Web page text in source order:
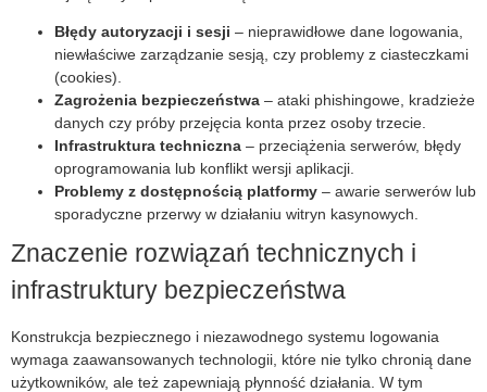
Błędy autoryzacji i sesji – nieprawidłowe dane logowania,
niewłaściwe zarządzanie sesją, czy problemy z ciasteczkami
(cookies).
Zagrożenia bezpieczeństwa – ataki phishingowe, kradzieże
danych czy próby przejęcia konta przez osoby trzecie.
Infrastruktura techniczna – przeciążenia serwerów, błędy
oprogramowania lub konflikt wersji aplikacji.
Problemy z dostępnością platformy – awarie serwerów lub
sporadyczne przerwy w działaniu witryn kasynowych.
Znaczenie rozwiązań technicznych i
infrastruktury bezpieczeństwa
Konstrukcja bezpiecznego i niezawodnego systemu logowania
wymaga zaawansowanych technologii, które nie tylko chronią dane
użytkowników, ale też zapewniają płynność działania. W tym